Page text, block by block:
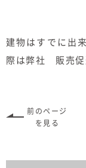
建物はすでに出
際は弊社 販売促
前のページ
を見る